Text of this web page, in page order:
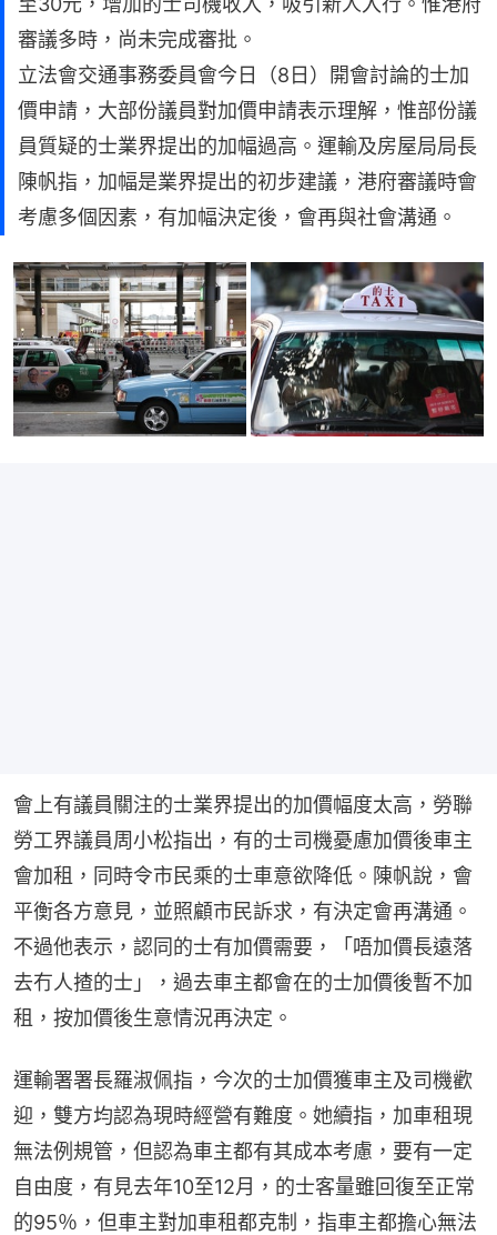
審議多時，尚未完成審批。
立法會交通事務委員會今日（8日）開會討論的士加
價申請，大部份議員對加價申請表示理解，惟部份議
員質疑的士業界提出的加幅過高。運輸及房屋局局長
陳帆指，加幅是業界提出的初步建議，港府審議時會
考慮多個因素，有加幅決定後，會再與社會溝通。
會上有議員關注的士業界提出的加價幅度太高，勞聯
勞工界議員周小松指出，有的士司機憂慮加價後車主
會加租，同時令市民乘的士車意欲降低。陳帆說，會
平衡各方意見，並照顧市民訴求，有決定會再溝通。
不過他表示，認同的士有加價需要，「唔加價長遠落
去冇人揸的士」，過去車主都會在的士加價後暫不加
租，按加價後生意情況再決定。
運輸署署長羅淑佩指，今次的士加價獲車主及司機歡
迎，雙方均認為現時經營有難度。她續指，加車租現
無法例規管，但認為車主都有其成本考慮，要有一定
自由度，有見去年10至12月，的士客量雖回復至正常
的95％，但車主對加車租都克制，指車主都擔心無法